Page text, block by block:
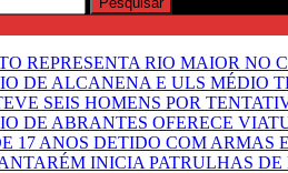
REPRESENTA RIO MAIOR NO
DE ALCANENA E ULS MÉDIO
SEIS HOMENS POR
DE ABRANTES OFERECE
17 ANOS DETIDO COM ARMAS
INICIA PATRULHAS